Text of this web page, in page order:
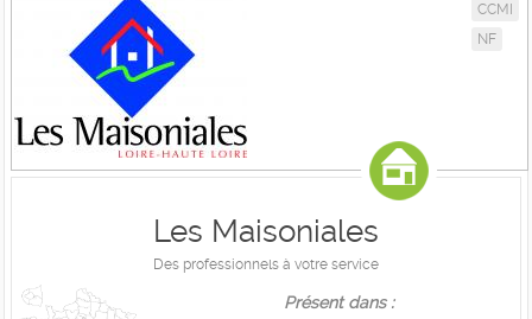
CCMI
NF
Les Maisoniales
Des professionnels à votre service
Présent dans :